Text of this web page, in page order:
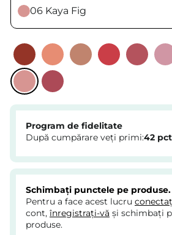
06 Kaya Fig
Program de fidelitate
După cumpărare veți primi:42
Schimbați punctele pe produse.
Pentru a face acest lucru
cont, înregistrați-vă și schimbați
produse.